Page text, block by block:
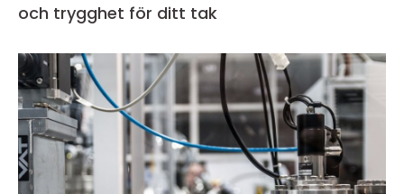
och trygghet för ditt tak